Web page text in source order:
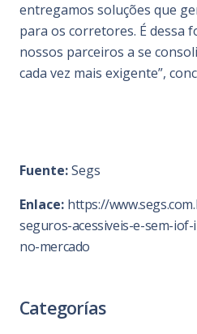
entregamos soluções que
para os corretores. É dessa
nossos parceiros a se
cada vez mais exigente”,
Fuente:Segs
Enlace: https://
seguros-acessiveis-e-sem-
no-mercado
Categorías